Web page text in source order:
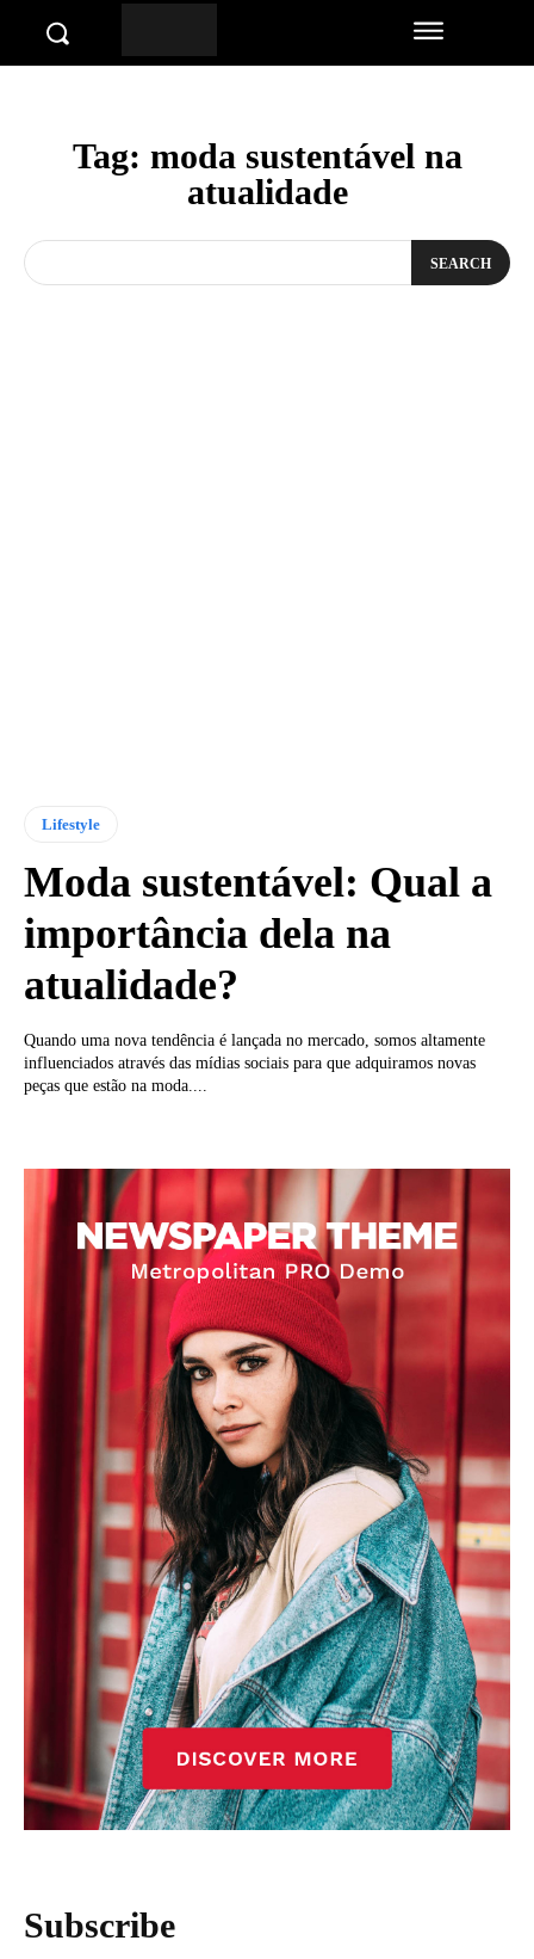
Tag: moda sustentável na
atualidade
SEARCH
Lifestyle
Moda sustentável: Qual a
importância dela na
atualidade?
Quando uma nova tendência é lançada no mercado, somos altamente
influenciados através das mídias sociais para que adquiramos novas
peças que estão na moda....
Subscribe